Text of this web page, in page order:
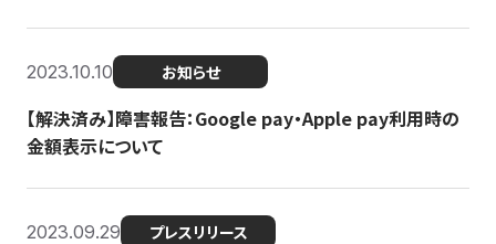
2023.10.10 お知らせ
【解決済み】障害報告：Google pay・Apple pay利用時の
金額表示について
2023.09.29 プレスリリース